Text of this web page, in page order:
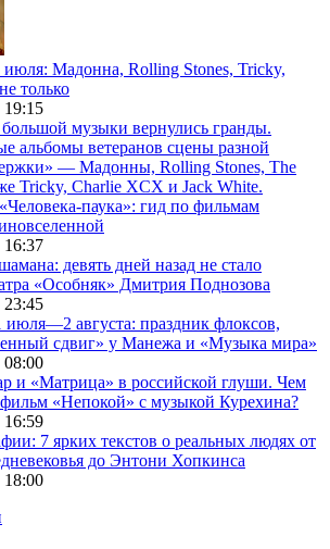
Мадонна, Rolling Stones, Tricky,
только
19:15
музыки вернулись гранды.
альбомы ветеранов сцены разной
— Мадонны, Rolling Stones, The
Tricky, Charlie XCX и Jack White.
паука»: гид по фильмам
16:37
девять дней назад не стало
«Особняк» Дмитрия Поднозова
23:45
июля—2 августа: праздник флоксов,
сдвиг» у Манежа и «Музыка мира»
08:00
и «Матрица» в российской глуши. Чем
«Непокой» с музыкой Курехина?
16:59
7 ярких текстов о реальных людях от
до Энтони Хопкинса
18:00